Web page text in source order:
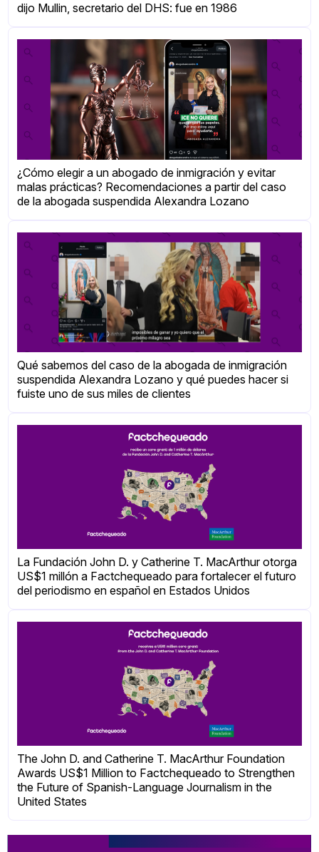
dijo Mullin, secretario del DHS: fue en 1986
¿Cómo elegir a un abogado de inmigración y evitar
malas prácticas? Recomendaciones a partir del caso
de la abogada suspendida Alexandra Lozano
Qué sabemos del caso de la abogada de inmigración
suspendida Alexandra Lozano y qué puedes hacer si
fuiste uno de sus miles de clientes
La Fundación John D. y Catherine T. MacArthur otorga
US$1 millón a Factchequeado para fortalecer el futuro
del periodismo en español en Estados Unidos
The John D. and Catherine T. MacArthur Foundation
Awards US$1 Million to Factchequeado to Strengthen
the Future of Spanish-Language Journalism in the
United States